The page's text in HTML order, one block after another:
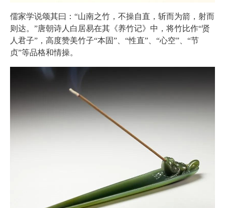
儒家学说颂其曰：“山南之竹，不操自直，斩而为箭，射而
则达。”唐朝诗人白居易在其《养竹记》中，将竹比作“贤
人君子”，高度赞美竹子“本固”、“性直”、“心空”、“节
贞”等品格和情操。